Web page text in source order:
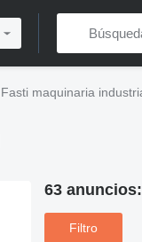
Fasti maquinaria
63 anuncios:
Filtro